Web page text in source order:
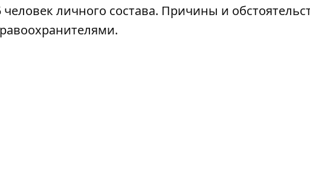
человек личного состава. Причины и